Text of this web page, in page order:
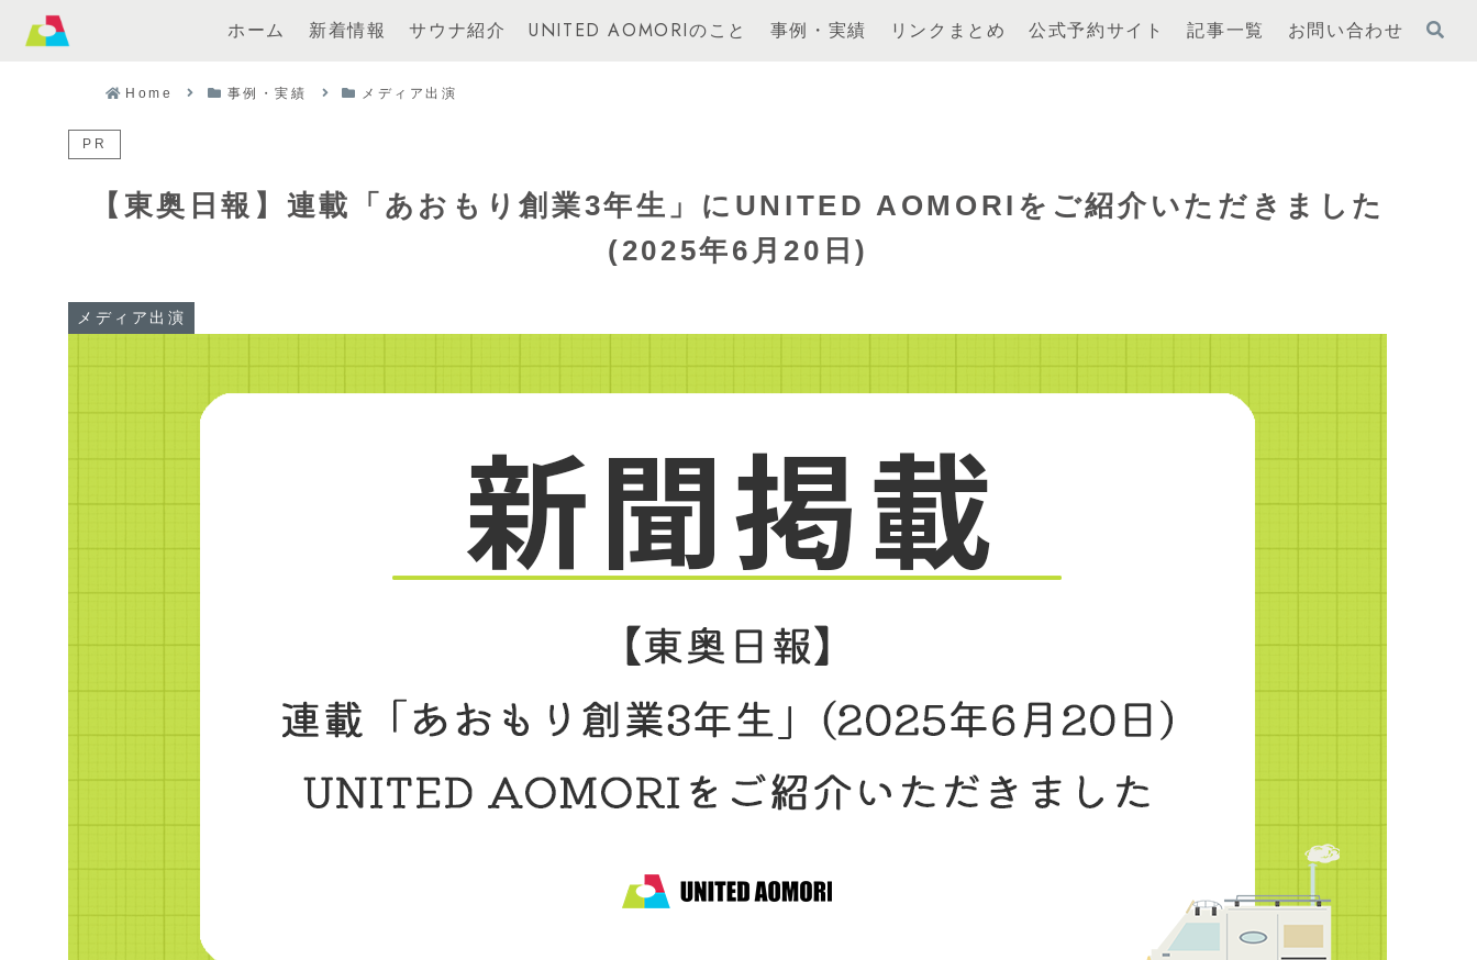
ホーム 新着情報 サウナ紹介 UNITED AOMORIのこと 事例・実績 リンクまとめ 公式予約サイト 記事一覧 お問い合わせ
Home 事例・実績 メディア出演
PR
【東奥日報】連載「あおもり創業3年生」にUNITED AOMORIをご紹介いただきました
(2025年6月20日)
メディア出演